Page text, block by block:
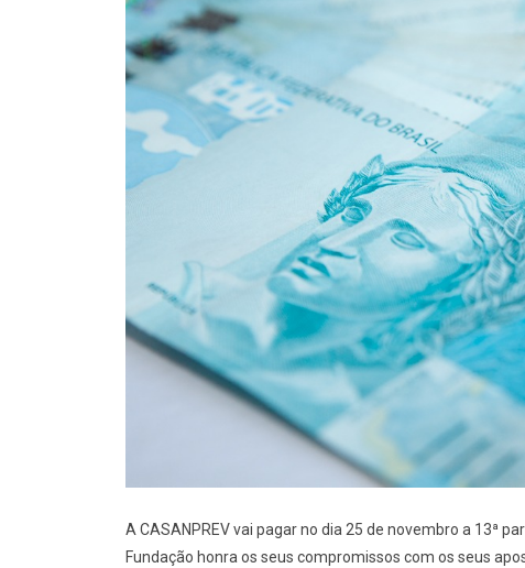
A CASANPREV vai pagar no dia 25 de novembro a 13ª
Fundação honra os seus compromissos com os seus